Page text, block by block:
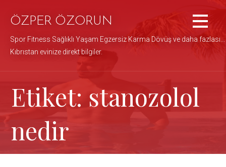
atlaÖZPER ÖZORUN
Spor Fitness Sağlıklı Yaşam Egzersiz Karma Dövüş ve daha fazlası...
Kıbrıstan evinize direkt bilgiler.
Etiket: stanozolol
nedir